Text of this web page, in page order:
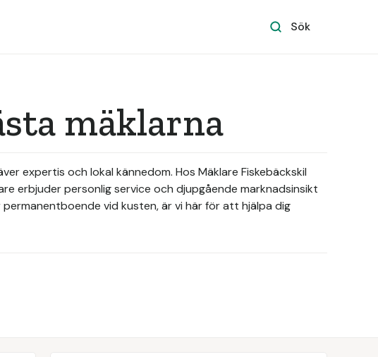
Sök
mäklarna
expertis och lokal kännedom. Hos Mäklare Fiskebäckskil
erbjuder personlig service och djupgående marknadsinsikt
vid kusten, är vi här för att hjälpa dig